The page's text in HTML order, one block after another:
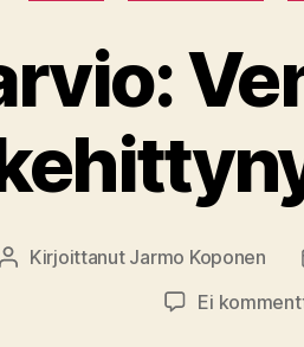
Kirjoittaja
Kirjoittanut Jarmo Koponen
Ei